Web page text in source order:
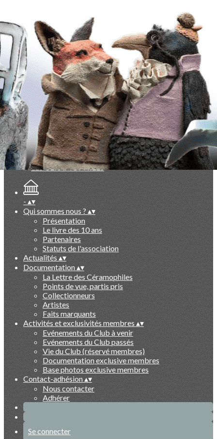
Exporter toutes les colonnes
Exporter uniquement les colonnes affichées
Menu
La Lettre des Céramophiles
Points de vue, partis pris
Collectionneurs
Artistes
Faits marquants
Ajoutez un logo, un bouton, des réseaux sociaux
Cliquez pour éditer
- ▴▾
Qui sommes nous ? ▴▾
Présentation
Le livre des 10 ans
Partenaires
Statuts de l'association
Actualités ▴▾
Documentation▴▾
La Lettre des Céramophiles
Points de vue, partis pris
Collectionneurs
Artistes
Faits marquants
Activités et exclusivités membres ▴▾
Evénements du Club à venir
Evénements du Club passés
Vie du Club (réservé membres)
Documentation exclusive membres
Base photos exclusive membres
Contact-adhésion▴▾
Nous contacter
Adhérer
Se connecter